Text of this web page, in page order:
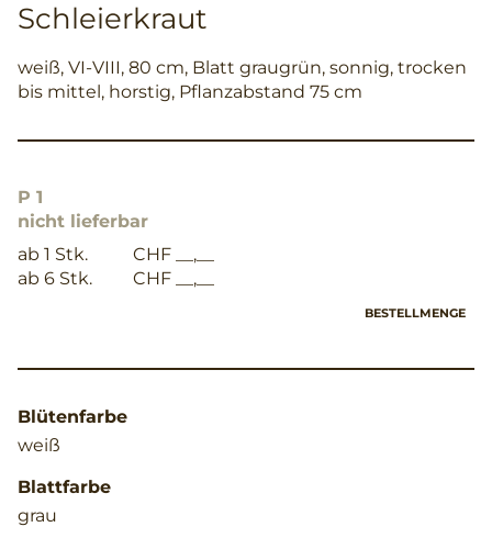
Schleierkraut
weiß, VI-VIII, 80 cm, Blatt graugrün, sonnig, trocken
bis mittel, horstig, Pflanzabstand 75 cm
P 1
nicht lieferbar
ab 1 Stk.
CHF __,__
ab 6 Stk.
CHF __,__
BESTELLMENGE
Blütenfarbe
weiß
Blattfarbe
grau